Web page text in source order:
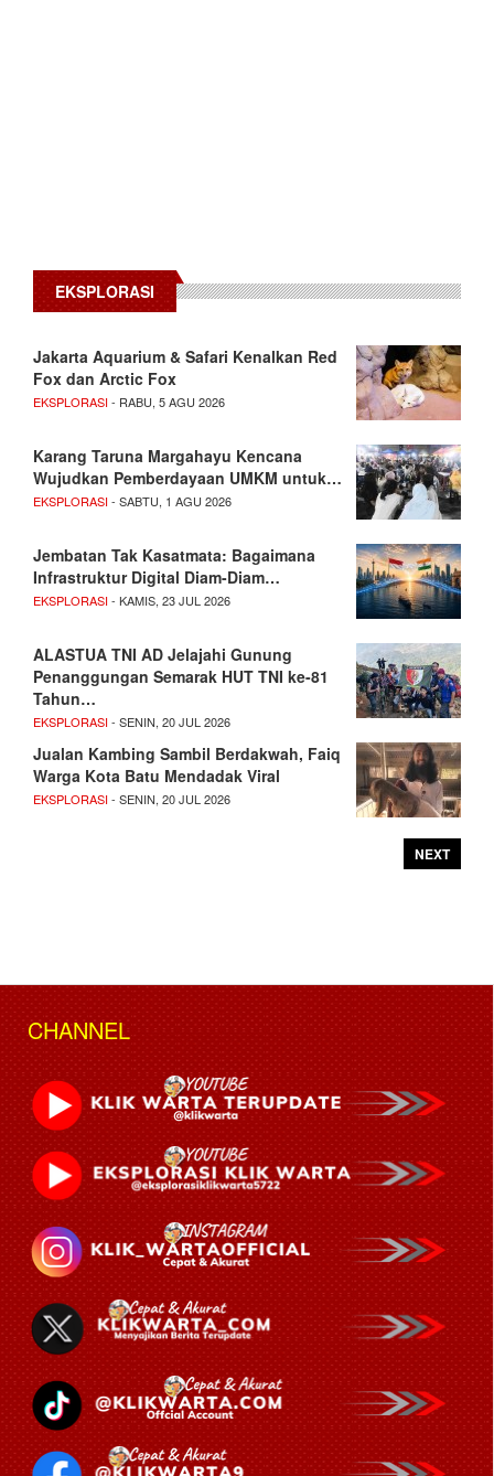
EKSPLORASI
Jakarta Aquarium & Safari Kenalkan Red
Fox dan Arctic Fox
EKSPLORASI- RABU, 5 AGU 2026
Karang Taruna Margahayu Kencana
Wujudkan Pemberdayaan UMKM untuk…
EKSPLORASI- SABTU, 1 AGU 2026
Jembatan Tak Kasatmata: Bagaimana
Infrastruktur Digital Diam-Diam…
EKSPLORASI- KAMIS, 23 JUL 2026
ALASTUA TNI AD Jelajahi Gunung
Penanggungan Semarak HUT TNI ke-81
Tahun…
EKSPLORASI- SENIN, 20 JUL 2026
Jualan Kambing Sambil Berdakwah, Faiq
Warga Kota Batu Mendadak Viral
EKSPLORASI- SENIN, 20 JUL 2026
NEXT
CHANNEL